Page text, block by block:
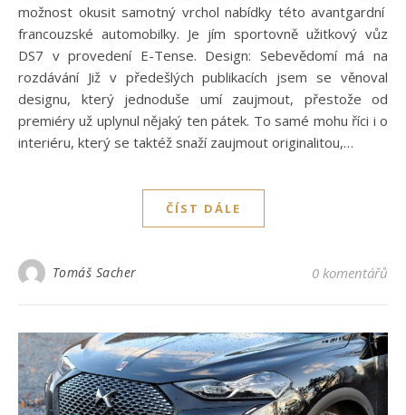
možnost okusit samotný vrchol nabídky této avantgardní
francouzské automobilky. Je jím sportovně užitkový vůz
DS7 v provedení E-Tense. Design: Sebevědomí má na
rozdávání Již v předešlých publikacích jsem se věnoval
designu, který jednoduše umí zaujmout, přestože od
premiéry už uplynul nějaký ten pátek. To samé mohu říci i o
interiéru, který se taktéž snaží zaujmout originalitou,…
ČÍST DÁLE
Tomáš Sacher 0 komentářů